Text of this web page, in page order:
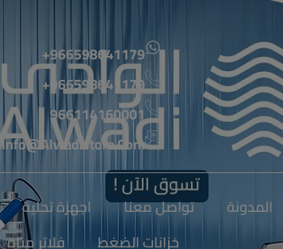
966598641179+
966598641179+
966114160001
Info@alwadistore.com
المدونة تواصل معنا اجهزة تحلية
خزانات الضغط
فلاتر مياة